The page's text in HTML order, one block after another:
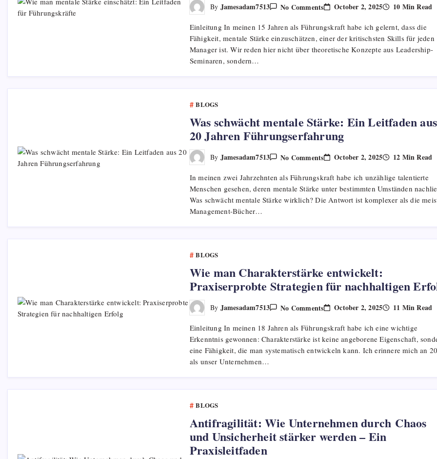
By Jamesadam7513 No CommentsOn
Wie
Mentale
Stärke
Ein Leitfaden
October 2, 2025 10 Min Read
Einleitung In meinen 15 Jahren als Führungskraft habe ich gelernt, dass die
Fähigkeit, mentale Stärke einzuschätzen, einer der kritischsten Skills für jeden
Manager ist. Wir reden hier nicht über theoretische Konzepte aus Leadership-
Seminaren, sondern…
BLOGS
Was schwächt mentale Stärke: Ein Leitfaden aus
20 Jahren Führungserfahrung
By Jamesadam7513 No CommentsOn
Was
Mentale
Stärke:
Leitfaden
October 2, 2025 12 Min Read
In meinen zwei Jahrzehnten als Führungskraft habe ich unzählige talentierte
Menschen gesehen, deren mentale Stärke unter bestimmten Umständen
Was schwächt mentale Stärke wirklich? Die Antwort ist komplexer als die
Management-Bücher…
BLOGS
Wie man Charakterstärke entwickelt:
Praxiserprobte Strategien für nachhaltigen
By Jamesadam7513 No CommentsOn
Wie
Charakterstärke
Entwickelt:
Praxiserprobte
Strategien
October 2, 2025 11 Min Read
Einleitung In meinen 18 Jahren als Führungskraft habe ich eine wichtige
Erkenntnis gewonnen: Charakterstärke ist keine angeborene Eigenschaft,
eine Fähigkeit, die man systematisch entwickeln kann. Ich erinnere mich an
als unser Unternehmen…
BLOGS
Antifragilität: Wie Unternehmen durch Chaos
und Unsicherheit stärker werden – Ein
Praxisleitfaden